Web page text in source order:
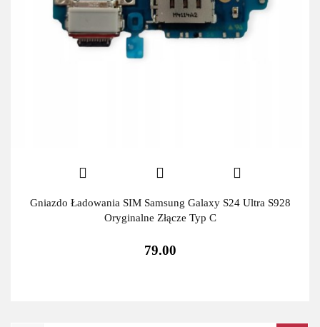
Gniazdo Ładowania SIM Samsung Galaxy S24 Ultra S928
Oryginalne Złącze Typ C
79.00